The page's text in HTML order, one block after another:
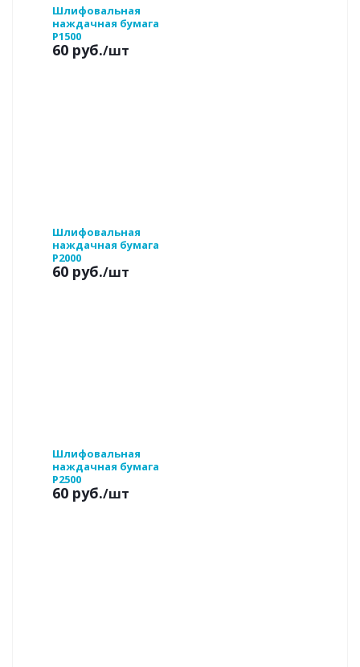
Шлифовальная
наждачная бумага
P1500
60 руб./шт
Шлифовальная
наждачная бумага
P2000
60 руб./шт
Шлифовальная
наждачная бумага
P2500
60 руб./шт